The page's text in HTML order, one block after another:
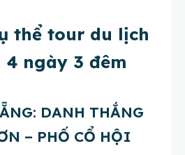
thể tour du lịch
4 ngày 3 đêm
DANH THẮNG
– PHỐ CỔ HỘI